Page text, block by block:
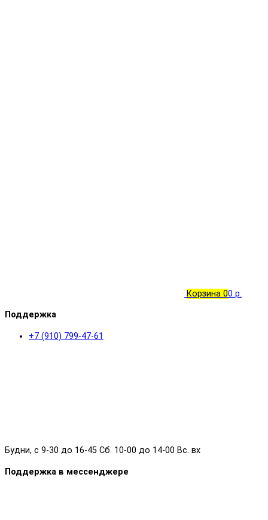
Корзина 00 р.
Поддержка
+7 (910) 799-47-61
Будни, с 9-30 до 16-45 Сб. 10-00 до 14-00 Вс. вх
Поддержка в мессенджере